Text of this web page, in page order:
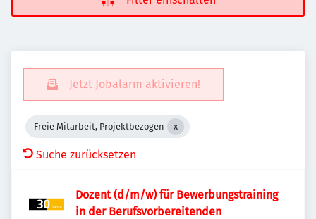
Jetzt Jobalarm aktivieren!
Freie Mitarbeit, Projektbezogen
Suche zurücksetzen
Dozent (d/m/w) für Bewerbungstraining
in der Berufsvorbereitenden